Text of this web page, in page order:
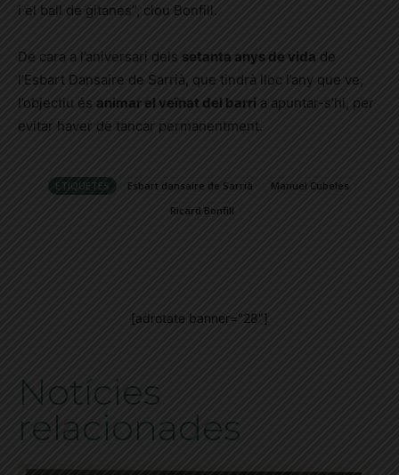
i el ball de gitanes”, clou Bonfill.
De cara a l’aniversari dels setanta anys de vida de
l’Esbart Dansaire de Sarrià, que tindrà lloc l’any que ve,
l’objectiu és animar el veïnat del barri a apuntar-s’hi, per
evitar haver de tancar permanentment.
ETIQUETES Esbart dansaire de Sarrià
Manuel Cubeles
Ricard Bonfill
[adrotate banner="28"]
Notícies
relacionades